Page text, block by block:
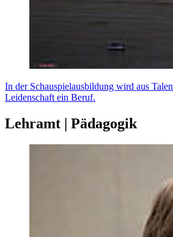
In der Schauspielausbildung wird aus
Leidenschaft ein Beruf.
Lehramt | Pädagogik